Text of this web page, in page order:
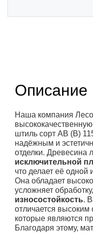
Описание
Наша компания
высококачественную
штиль сорт АВ (В)
надёжным и
отделки. Древесина
исключительной
что делает её одной
Она обладает
усложняет
износостойкость.
отличается
которые являются
Благодаря этому,